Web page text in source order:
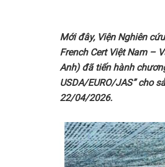
Mớiđây, ViệnNghiên
French Cert Việt Nam –
Anh) đã tiến hành
USDA/EURO/JAS” cho
22/04/2026.